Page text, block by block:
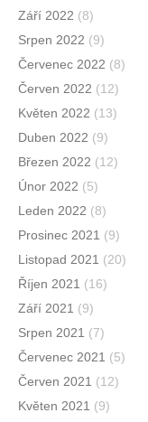
Září 2022 (8)
Srpen 2022 (9)
Červenec 2022 (8)
Červen 2022 (12)
Květen 2022 (13)
Duben 2022 (9)
Březen 2022 (12)
Únor 2022 (5)
Leden 2022 (8)
Prosinec 2021 (9)
Listopad 2021 (20)
Říjen 2021 (16)
Září 2021 (9)
Srpen 2021 (7)
Červenec 2021 (5)
Červen 2021 (12)
Květen 2021 (9)